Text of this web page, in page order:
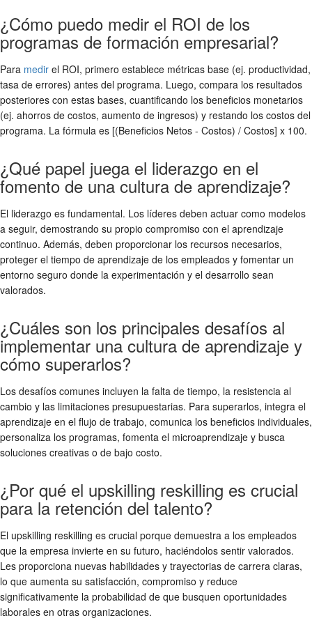
¿Cómo puedo medir el ROI de los
programas de formación empresarial?
Para medir el ROI, primero establece métricas base (ej. productividad,
tasa de errores) antes del programa. Luego, compara los resultados
posteriores con estas bases, cuantificando los beneficios monetarios
(ej. ahorros de costos, aumento de ingresos) y restando los costos del
programa. La fórmula es [(Beneficios Netos - Costos) / Costos] x 100.
¿Qué papel juega el liderazgo en el
fomento de una cultura de aprendizaje?
El liderazgo es fundamental. Los líderes deben actuar como modelos
a seguir, demostrando su propio compromiso con el aprendizaje
continuo. Además, deben proporcionar los recursos necesarios,
proteger el tiempo de aprendizaje de los empleados y fomentar un
entorno seguro donde la experimentación y el desarrollo sean
valorados.
¿Cuáles son los principales desafíos al
implementar una cultura de aprendizaje y
cómo superarlos?
Los desafíos comunes incluyen la falta de tiempo, la resistencia al
cambio y las limitaciones presupuestarias. Para superarlos, integra el
aprendizaje en el flujo de trabajo, comunica los beneficios individuales,
personaliza los programas, fomenta el microaprendizaje y busca
soluciones creativas o de bajo costo.
¿Por qué el upskilling reskilling es crucial
para la retención del talento?
El upskilling reskilling es crucial porque demuestra a los empleados
que la empresa invierte en su futuro, haciéndolos sentir valorados.
Les proporciona nuevas habilidades y trayectorias de carrera claras,
lo que aumenta su satisfacción, compromiso y reduce
significativamente la probabilidad de que busquen oportunidades
laborales en otras organizaciones.